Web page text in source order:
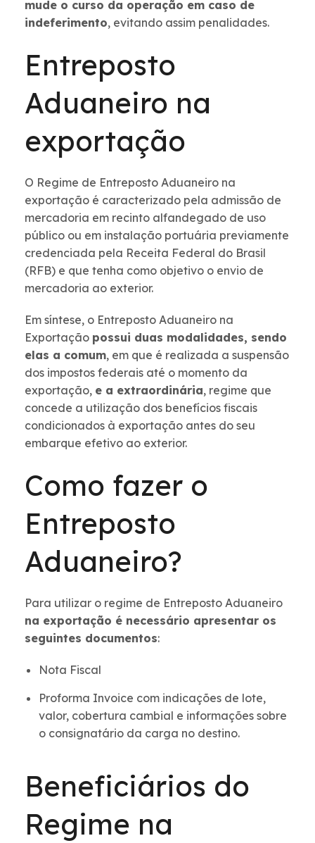
mude o curso da operação em caso de
indeferimento, evitando assim penalidades.
Entreposto
Aduaneiro na
exportação
O Regime de Entreposto Aduaneiro na
exportação é caracterizado pela admissão de
mercadoria em recinto alfandegado de uso
público ou em instalação portuária previamente
credenciada pela Receita Federal do Brasil
(RFB) e que tenha como objetivo o envio de
mercadoria ao exterior.
Em síntese, o Entreposto Aduaneiro na
Exportação possui duas modalidades, sendo
elas a comum, em que é realizada a suspensão
dos impostos federais até o momento da
exportação, e a extraordinária, regime que
concede a utilização dos benefícios fiscais
condicionados à exportação antes do seu
embarque efetivo ao exterior.
Como fazer o
Entreposto
Aduaneiro?
Para utilizar o regime de Entreposto Aduaneiro
na exportação é necessário apresentar os
seguintes documentos:
Nota Fiscal
Proforma Invoice com indicações de lote,
valor, cobertura cambial e informações sobre
o consignatário da carga no destino.
Beneficiários do
Regime na